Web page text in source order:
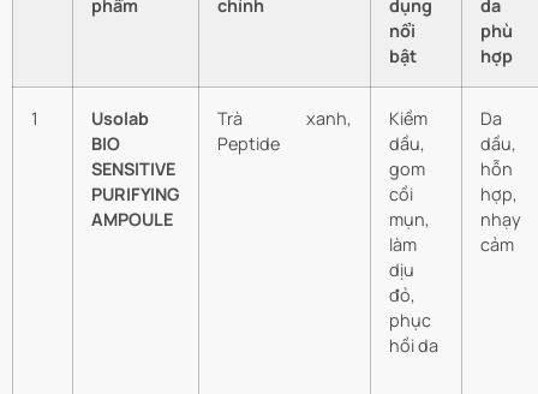
phẩm
chính
dụng
nổi
bật
da
phù
hợp
1
Usolab
BIO
SENSITIVE
PURIFYING
AMPOULE
Trà xanh,
Peptide
Kiềm
dầu,
gom
cồi
mụn,
làm
dịu
đỏ,
phục
hồi da
Da
dầu,
hỗn
hợp,
nhạy
cảm